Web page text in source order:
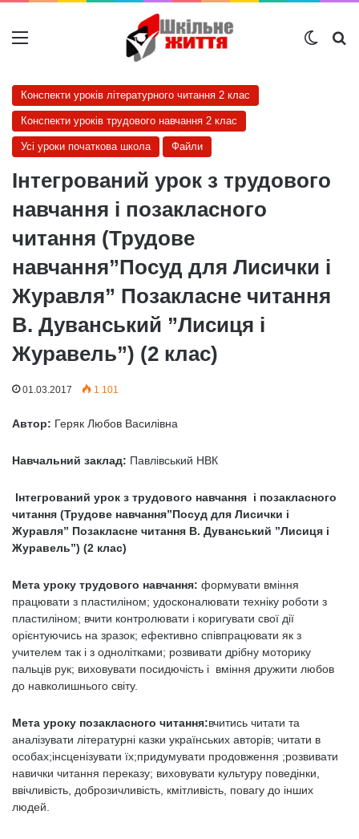
Меню
Конспекти уроків літературного читання 2 клас
Конспекти уроків трудового навчання 2 клас
Усі уроки початкова школа Файли
Інтегрований урок з трудового
навчання і позакласного
читання (Трудове
навчання”Посуд для Лисички і
Журавля” Позакласне читання
В. Дуванський ”Лисиця і
Журавель”) (2 клас)
01.03.2017 1 101
Автор: Геряк Любов Василівна
Навчальний заклад: Павлівський НВК
Інтегрований урок з трудового навчання і позакласного
читання (Трудове навчання”Посуд для Лисички і
Журавля” Позакласне читання В. Дуванський ”Лисиця і
Журавель”) (2 клас)
Мета уроку трудового навчання: формувати вміння
працювати з пластиліном; удосконалювати техніку роботи з
пластиліном; вчити контролювати і коригувати свої дії
орієнтуючись на зразок; ефективно співпрацювати як з
учителем так і з однолітками; розвивати дрібну моторику
пальців рук; виховувати посидючість і вміння дружити любов
до навколишнього світу.
Мета уроку позакласного читання:вчитись читати та
аналізувати літературні казки українських авторів; читати в
особах;інсценізувати їх;придумувати продовження ;розвивати
навички читання переказу; виховувати культуру поведінки,
ввічливість, доброзичливість, кмітливість, повагу до інших
людей.